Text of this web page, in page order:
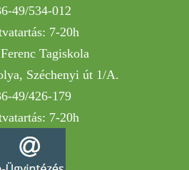
49/534-012
7-20h
Tagiskola
Széchenyi út 1/A.
49/426-179
7-20h